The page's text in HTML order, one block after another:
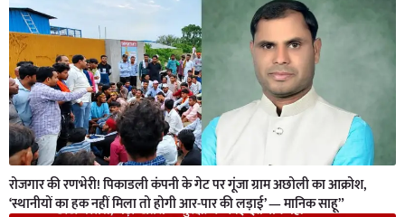
रोजगार की रणभेरी! पिकाडली कंपनी के गेट पर गूंजा ग्राम अछोली का आक्रोश,
‘स्थानीयों का हक नहीं मिला तो होगी आर-पार की लड़ाई’ — मानिक साहू”